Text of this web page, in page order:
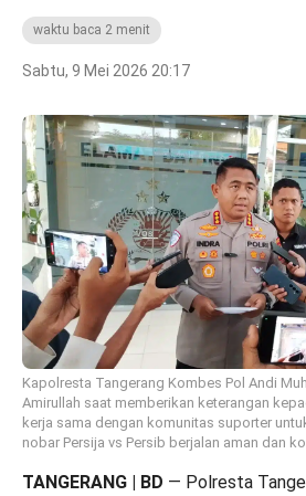
waktu baca 2 menit
Sabtu, 9 Mei 2026 20:17
Kapolresta Tangerang Kombes Pol Andi
Amirullah saat memberikan keterangan
kerja sama dengan komunitas suporter
nobar Persija vs Persib berjalan aman dan
TANGERANG | BD — Polresta